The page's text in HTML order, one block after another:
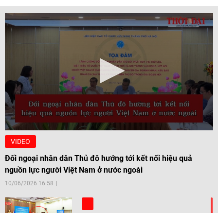
VIDEO
Đối ngoại nhân dân Thủ đô hướng tới kết nối hiệu quả
nguồn lực người Việt Nam ở nước ngoài
10/06/2026 16:58